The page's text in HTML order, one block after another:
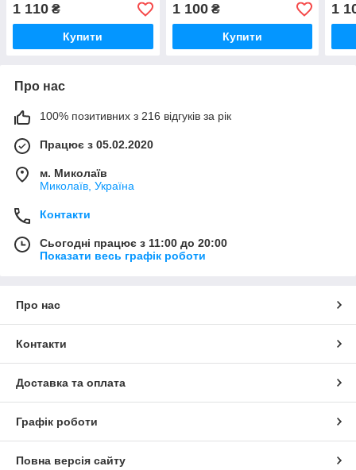
1 110 ₴
Купити
1 100₴
Купити
1
Про нас
100% позитивних з 216 відгуків за рік
Працює з 05.02.2020
м. Миколаїв
Миколаїв, Україна
Контакти
Сьогодні працює з 11:00 до 20:00
Показати весь графік роботи
Про нас
Контакти
Доставка та оплата
Графік роботи
Повна версія сайту